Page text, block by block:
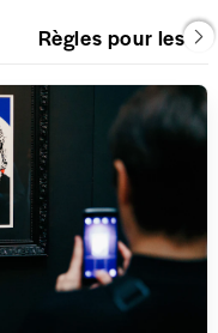
Règles pour les